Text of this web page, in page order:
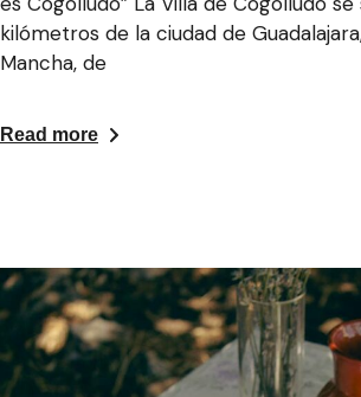
kilómetros de la ciudad de
Mancha, de
Read more